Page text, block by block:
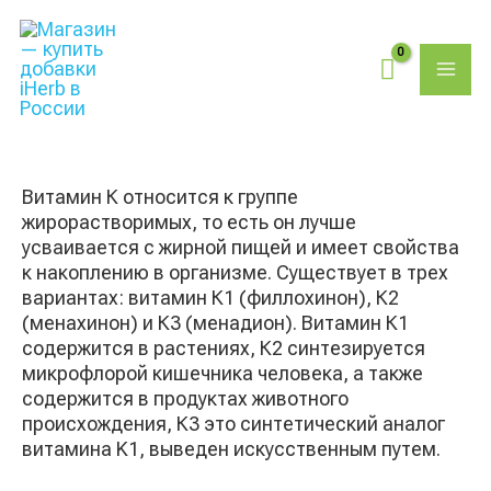
содержимому
Витамин К относится к группе
жирорастворимых, то есть он лучше
усваивается с жирной пищей и имеет свойства
к накоплению в организме. Существует в трех
вариантах: витамин К1 (филлохинон), К2
(менахинон) и К3 (менадион). Витамин К1
содержится в растениях, К2 синтезируется
микрофлорой кишечника человека, а также
содержится в продуктах животного
происхождения, К3 это синтетический аналог
витамина K1, выведен искусственным путем.
товаров